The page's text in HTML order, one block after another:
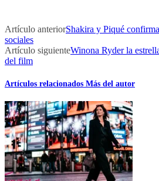
Artículo anteriorShakira y Piqué
sociales
Artículo siguienteWinona Ryder la
del film
Artículos relacionados Más del autor